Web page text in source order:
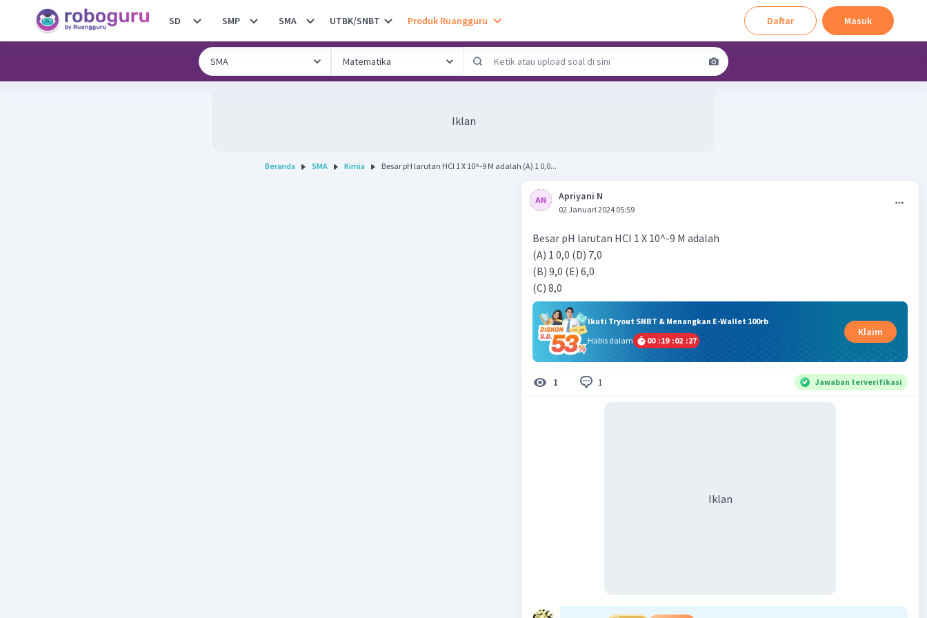
SD SMP SMA UTBK/SNBT Produk Ruangguru Daftar Masuk
Iklan
Beranda SMA Kimia Besar pH larutan HCI 1 X 10^-9 M adalah (A) 1 0,0...
Apriyani N
02 Januari 2024 05:59
Besar pH larutan HCI 1 X 10^-9 M adalah
(A) 1 0,0 (D) 7,0
(B) 9,0 (E) 6,0
(C) 8,0
Ikuti Tryout SNBT & Menangkan E-Wallet 100rb
Habis dalam
00 :19 :02 :27
Klaim
1 1 Jawaban terverifikasi
Iklan